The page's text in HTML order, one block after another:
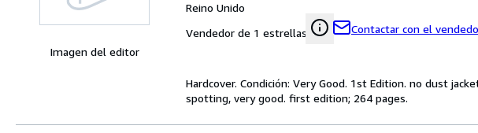
Imagen del editor
Reino Unido
Vendedor de 1 estrellas
Contactar con el
Hardcover. Condición: Very Good. 1st Edition. no dust
spotting, very good. first edition; 264 pages.